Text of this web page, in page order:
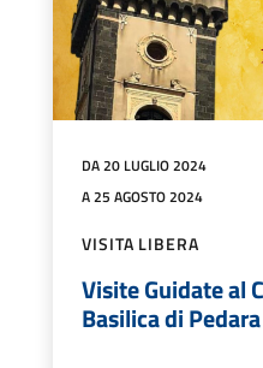
DA 20 LUGLIO 2024
A 25 AGOSTO 2024
VISITA LIBERA
Visite Guidate al
Basilica di Pedara